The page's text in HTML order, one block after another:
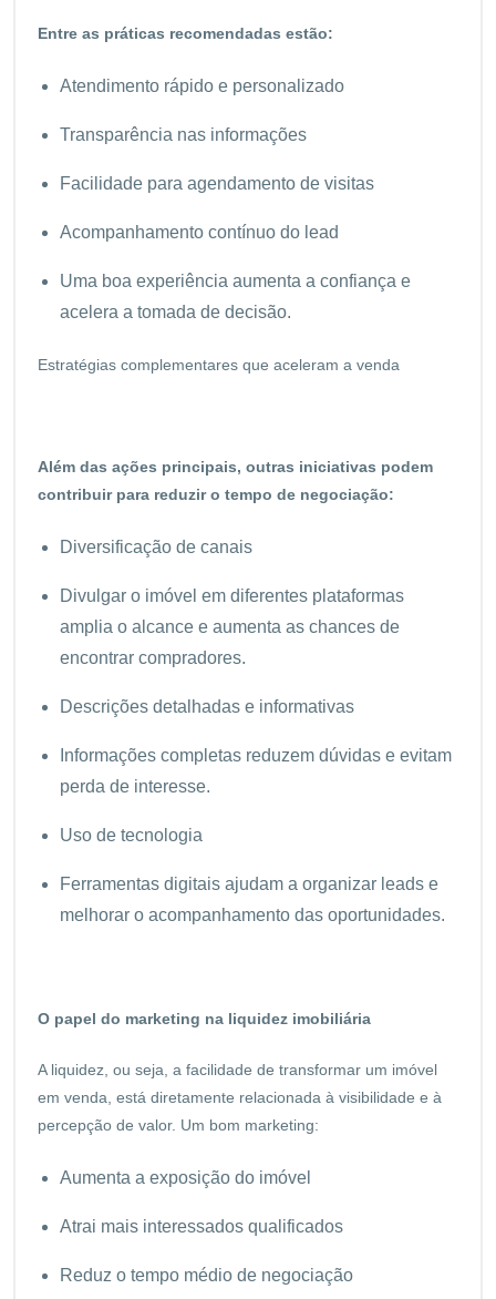
Entre as práticas recomendadas estão:
Atendimento rápido e personalizado
Transparência nas informações
Facilidade para agendamento de visitas
Acompanhamento contínuo do lead
Uma boa experiência aumenta a confiança e
acelera a tomada de decisão.
Estratégias complementares que aceleram a venda
Além das ações principais, outras iniciativas podem
contribuir para reduzir o tempo de negociação:
Diversificação de canais
Divulgar o imóvel em diferentes plataformas
amplia o alcance e aumenta as chances de
encontrar compradores.
Descrições detalhadas e informativas
Informações completas reduzem dúvidas e evitam
perda de interesse.
Uso de tecnologia
Ferramentas digitais ajudam a organizar leads e
melhorar o acompanhamento das oportunidades.
O papel do marketing na liquidez imobiliária
A liquidez, ou seja, a facilidade de transformar um imóvel
em venda, está diretamente relacionada à visibilidade e à
percepção de valor. Um bom marketing:
Aumenta a exposição do imóvel
Atrai mais interessados qualificados
Reduz o tempo médio de negociação